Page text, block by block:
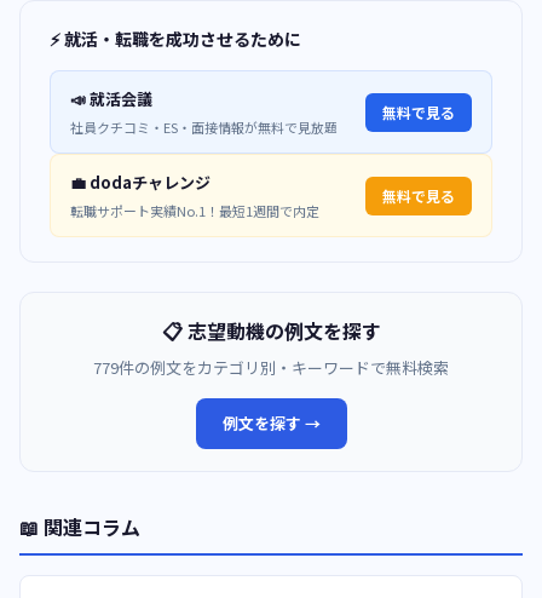
⚡ 就活・転職を成功させるために
📣 就活会議
社員クチコミ・ES・面接情報が無料で見放題
無料で見る
💼 dodaチャレンジ
転職サポート実績No.1！最短1週間で内定
無料で見る
📋 志望動機の例文を探す
779件の例文をカテゴリ別・キーワードで無料検索
例文を探す →
📖 関連コラム